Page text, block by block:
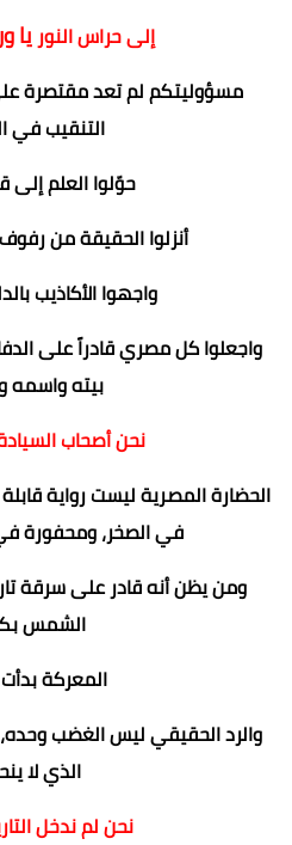
إلى حراس النور يا
مسؤوليتكم لم تعد مقتصرة
التنقيب في
حوّلوا العلم
أنزلوا الحقيقة من
واجهوا الأكاذيب
واجعلوا كل مصري قادراً على
بيته واسمه
نحن أصحاب
الحضارة المصرية ليست رواية
في الصخر، ومحفورة في
ومن يظن أنه قادر على سرقة
الشمس
المعركة
والرد الحقيقي ليس الغضب
الذي لا
نحن لم ندخل